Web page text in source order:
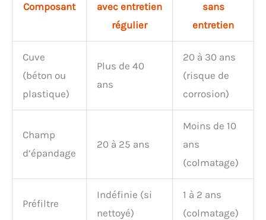
Composant
avec entretien
régulier
sans
entretien
Cuve
(béton ou
plastique)
Plus de 40
ans
20 à 30 ans
(risque de
corrosion)
Champ
d’épandage
20 à 25 ans
Moins de 10
ans
(colmatage)
Préfiltre
Indéfinie (si
nettoyé)
1 à 2 ans
(colmatage)